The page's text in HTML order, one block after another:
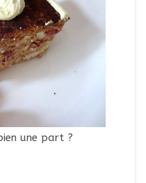
une part ?